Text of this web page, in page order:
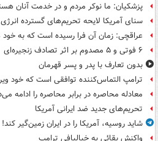
پزشکیان: ما نوکر مردم و در خدمت آنان
سنای آمریکا لایحه تحریم‌های گسترده
عراقچی: زمان آن فرا رسیده است که به
۶ فوتی و ۵ مصدوم بر اثر تصادف زنجیره‌ای
بدون تعارف با پدر و پسر قهرمان
ترامپ التماس‌کننده توافقی است که خود
معادله محاصره در برابر محاصره را ادامه
تحریم‌های جدید ضد ایرانی آمریکا
شاید روسیه، آمریکا را در ایران زمین‌گیر کند!
واکنش بقائی به خیالبافی ترامپ